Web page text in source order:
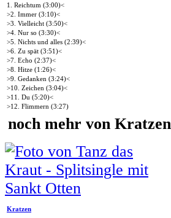
1. Reichtum (3:00)<
>2. Immer (3:10)<
>3. Vielleicht (3:50)<
>4. Nur so (3:30)<
>5. Nichts und alles (2:39)<
>6. Zu spät (3:51)<
>7. Echo (2:37)<
>8. Hitze (1:26)<
>9. Gedanken (3:24)<
>10. Zeichen (3:04)<
>11. Du (5:20)<
>12. Flimmern (3:27)
noch mehr von Kratzen
Kratzen